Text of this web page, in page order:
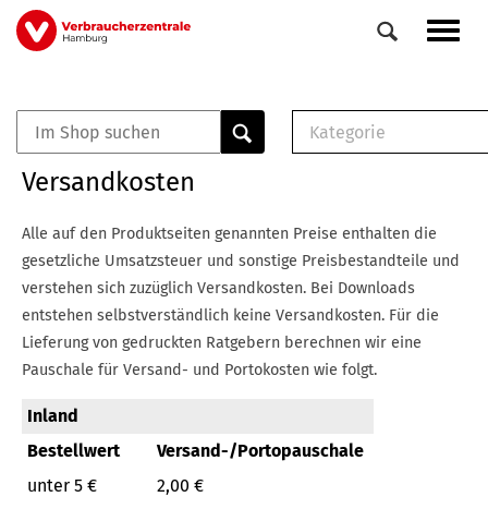
Direkt
zum
Veranstaltungen
0
Kategorie
E-Broschüre
Checklisten (PDF)
Broschüre
Buch
Versandkosten
Alle auf den Produktseiten genannten Preise enthalten die
gesetzliche Umsatzsteuer und sonstige Preisbestandteile und
verstehen sich zuzüglich Versandkosten. Bei Downloads
entstehen selbstverständlich keine Versandkosten. Für die
Lieferung von gedruckten Ratgebern berechnen wir eine
Pauschale für Versand- und Portokosten wie folgt.
Inland
Bestellwert
Versand-/Portopauschale
unter 5 €
2,00 €